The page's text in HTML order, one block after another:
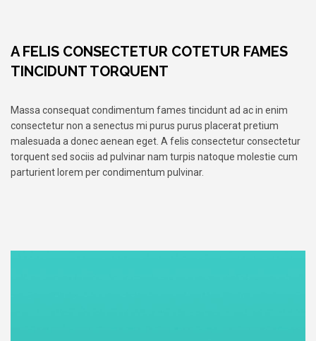
A FELIS CONSECTETUR COTETUR FAMES
TINCIDUNT TORQUENT
Massa consequat condimentum fames tincidunt ad ac in enim
consectetur non a senectus mi purus purus placerat pretium
malesuada a donec aenean eget. A felis consectetur consectetur
torquent sed sociis ad pulvinar nam turpis natoque molestie cum
parturient lorem per condimentum pulvinar.